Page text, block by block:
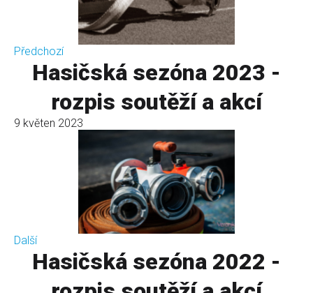
Předchozí
Hasičská sezóna 2023 -
rozpis soutěží a akcí
9 květen 2023
Další
Hasičská sezóna 2022 -